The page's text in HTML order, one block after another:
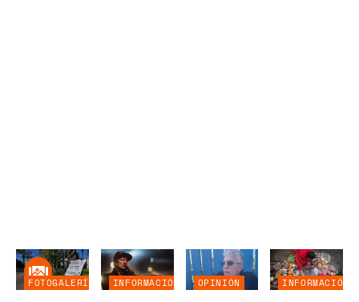
FOTOGALERÍA
INFORMACIÓN
OPINIÓN
INFORMACIÓN